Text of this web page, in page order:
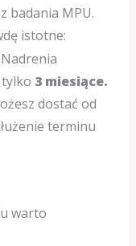
badania MPU.
istotne:
tylko 3 miesiące.
dostać od
terminu
warto